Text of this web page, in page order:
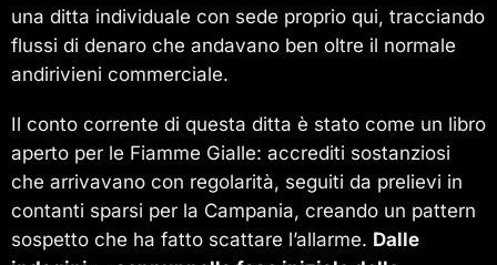
una ditta individuale con sede proprio qui, tracciando
flussi di denaro che andavano ben oltre il normale
andirivieni commerciale.
Il conto corrente di questa ditta è stato come un libro
aperto per le Fiamme Gialle: accrediti sostanziosi
che arrivavano con regolarità, seguiti da prelievi in
contanti sparsi per la Campania, creando un pattern
sospetto che ha fatto scattare l’allarme. Dalle